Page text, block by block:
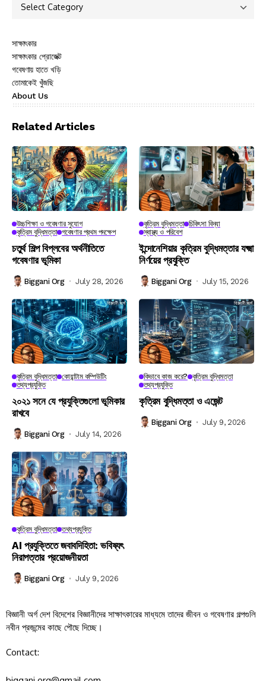
সাক্ষাৎকার
সাক্ষাৎকার প্রোজেক্ট
গবেষণায় হাতে খড়ি
তোমাকেই খুঁজছি
About Us
Related Articles
উচ্চশিক্ষা ও গবেষণার সুযোগ
কৃত্রিম বুদ্ধিমত্তা গবেষণার প্রথম পদক্ষেপ
চতুর্থ শিল্প বিপ্লবের অর্থনীতিতে
গবেষণার ভূমিকা
Biggani Org July 28, 2026
কৃত্রিম বুদ্ধিমত্তা চিকিৎসা বিদ্যা
স্বাস্থ্য ও পরিবেশ
ইন্দোনেশিয়ার কৃত্রিম বুদ্ধিমত্তার যক্ষ্মা
নির্ণয়ের প্রযুক্তি
Biggani Org July 15, 2026
কৃত্রিম বুদ্ধিমত্তা কোয়ান্টাম কম্পিউটিং
তথ্যপ্রযুক্তি
২০২১ সনে যে প্রযুক্তিগুলো ভূমিকার
রাখবে
Biggani Org July 14, 2026
কিভাবে কাজ করে? কৃত্রিম বুদ্ধিমত্তা
তথ্যপ্রযুক্তি
কৃত্রিম বুদ্ধিমত্তা ও এজেন্ট
Biggani Org July 9, 2026
কৃত্রিম বুদ্ধিমত্তা তথ্যপ্রযুক্তি
AI প্রযুক্তিতে জবাবদিহিতা: ভবিষ্যৎ
নিরাপত্তার প্রয়োজনীয়তা
Biggani Org July 9, 2026
বিজ্ঞানী অর্গ দেশ বিদেশের বিজ্ঞানীদের সাক্ষাৎকারের মাধ্যমে তাদের জীবন ও গবেষণার গল্পগুলি
নবীন প্রজন্মের কাছে পৌছে দিচ্ছে।
Contact: